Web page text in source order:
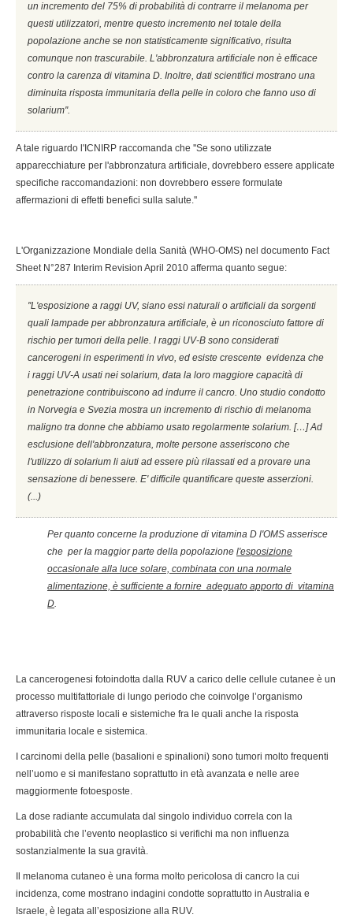
un incremento del 75% di probabilità di contrarre il melanoma per
questi utilizzatori, mentre questo incremento nel totale della
popolazione anche se non statisticamente significativo, risulta
comunque non trascurabile. L'abbronzatura artificiale non è efficace
contro la carenza di vitamina D. Inoltre, dati scientifici mostrano una
diminuita risposta immunitaria della pelle in coloro che fanno uso di
solarium''.
A tale riguardo l'ICNIRP raccomanda che ''Se sono utilizzate
apparecchiature per l'abbronzatura artificiale, dovrebbero essere applicate
specifiche raccomandazioni: non dovrebbero essere formulate
affermazioni di effetti benefici sulla salute.''
L'Organizzazione Mondiale della Sanità (WHO-OMS) nel documento Fact
Sheet N°287 Interim Revision April 2010 afferma quanto segue:
''L'esposizione a raggi UV, siano essi naturali o artificiali da sorgenti
quali lampade per abbronzatura artificiale, è un riconosciuto fattore di
rischio per tumori della pelle. I raggi UV-B sono considerati
cancerogeni in esperimenti in vivo, ed esiste crescente evidenza che
i raggi UV-A usati nei solarium, data la loro maggiore capacità di
penetrazione contribuiscono ad indurre il cancro. Uno studio condotto
in Norvegia e Svezia mostra un incremento di rischio di melanoma
maligno tra donne che abbiamo usato regolarmente solarium. […] Ad
esclusione dell'abbronzatura, molte persone asseriscono che
l'utilizzo di solarium li aiuti ad essere più rilassati ed a provare una
sensazione di benessere. E' difficile quantificare queste asserzioni.
(...)
Per quanto concerne la produzione di vitamina D l'OMS asserisce
che per la maggior parte della popolazione l'esposizione
occasionale alla luce solare, combinata con una normale
alimentazione, è sufficiente a fornire adeguato apporto di vitamina
D.
La cancerogenesi fotoindotta dalla RUV a carico delle cellule cutanee è un
processo multifattoriale di lungo periodo che coinvolge l’organismo
attraverso risposte locali e sistemiche fra le quali anche la risposta
immunitaria locale e sistemica.
I carcinomi della pelle (basalioni e spinalioni) sono tumori molto frequenti
nell’uomo e si manifestano soprattutto in età avanzata e nelle aree
maggiormente fotoesposte.
La dose radiante accumulata dal singolo individuo correla con la
probabilità che l’evento neoplastico si verifichi ma non influenza
sostanzialmente la sua gravità.
Il melanoma cutaneo è una forma molto pericolosa di cancro la cui
incidenza, come mostrano indagini condotte soprattutto in Australia e
Israele, è legata all’esposizione alla RUV.